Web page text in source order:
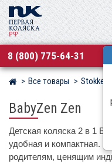
8 (800) 775-64-31
Магазин детских колясок
Все товары Stokke
BabyZen Zen
Детская коляска 2 в 1
удобная и компактная.
родителям, ценящим